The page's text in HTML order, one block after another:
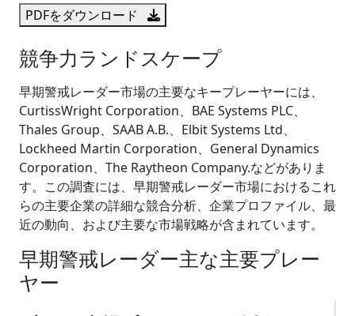
PDFをダウンロード
競争力ランドスケープ
早期警戒レーダー市場の主要なキープレーヤーには、
CurtissWright Corporation、BAE Systems PLC、
Thales Group、SAAB A.B.、Elbit Systems Ltd、
Lockheed Martin Corporation、General Dynamics
Corporation、The Raytheon Company.などがありま
す。この調査には、早期警戒レーダー市場におけるこれ
らの主要企業の詳細な競合分析、企業プロファイル、最
近の動向、および主要な市場戦略が含まれています。
早期警戒レーダー主な主要プレー
ヤー